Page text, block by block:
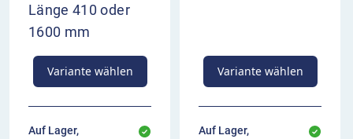
Länge 410 oder
1600 mm
Variante wählen
Auf Lager,
Variante wählen
Auf Lager,